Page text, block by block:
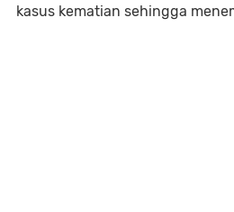
kasus kematian sehingga